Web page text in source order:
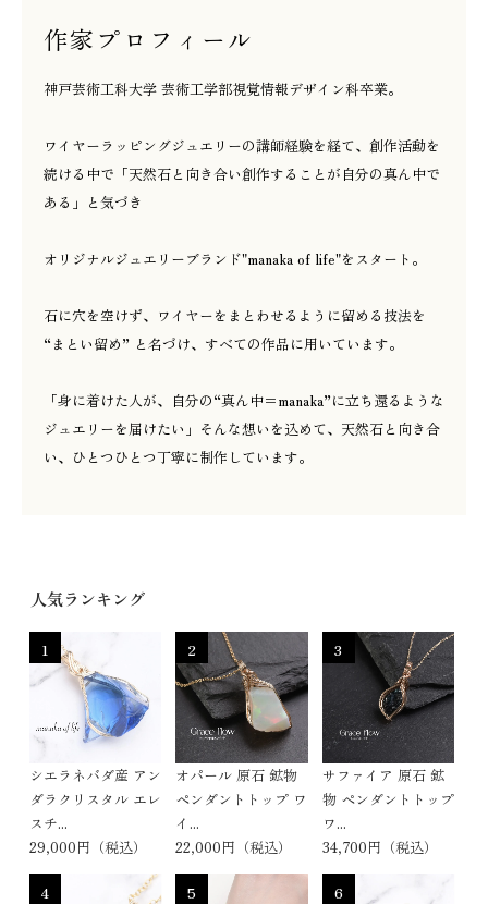
作家プロフィール
神戸芸術工科大学 芸術工学部視覚情報デザイン科卒業。
ワイヤーラッピングジュエリーの講師経験を経て、創作活動を
続ける中で「天然石と向き合い創作することが自分の真ん中で
ある」と気づき
オリジナルジュエリーブランド"manaka of life"をスタート。
石に穴を空けず、ワイヤーをまとわせるように留める技法を
“まとい留め” と名づけ、すべての作品に用いています。
「身に着けた人が、自分の“真ん中＝manaka”に立ち還るような
ジュエリーを届けたい」そんな想いを込めて、天然石と向き合
い、ひとつひとつ丁寧に制作しています。
人気ランキング
1
シエラネバダ産 アン
ダラクリスタル エレ
スチ...
29,000円（税込）
2
オパール 原石 鉱物
ペンダントトップ ワ
イ...
22,000円（税込）
3
サファイア 原石 鉱
物 ペンダントトップ
ワ...
34,700円（税込）
4 5 6